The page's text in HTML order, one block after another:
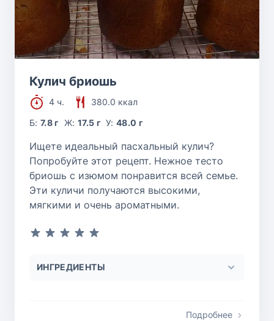
Кулич бриошь
4 ч.
380.0 ккал
Б:7.8 г Ж: 17.5 г У:48.0 г
Ищете идеальный пасхальный кулич?
Попробуйте этот рецепт. Нежное тесто
бриошь с изюмом понравится всей семье.
Эти куличи получаются высокими,
мягкими и очень ароматными.
ИНГРЕДИЕНТЫ
Подробнее